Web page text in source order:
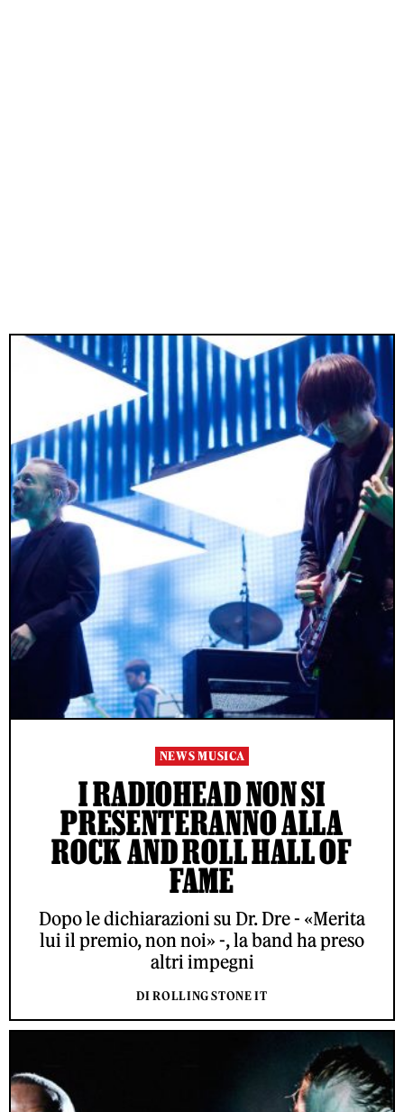
NEWS MUSICA
I RADIOHEAD NON SI
PRESENTERANNO ALLA
ROCK AND ROLL HALL OF
FAME
Dopo le dichiarazioni su Dr. Dre - «Merita
lui il premio, non noi» -, la band ha preso
altri impegni
DI ROLLING STONE IT